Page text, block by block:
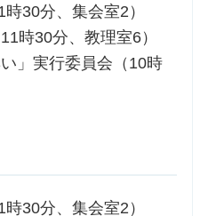
30分、集会室2）
時30分、教理室6）
」実行委員会（10時
30分、集会室2）